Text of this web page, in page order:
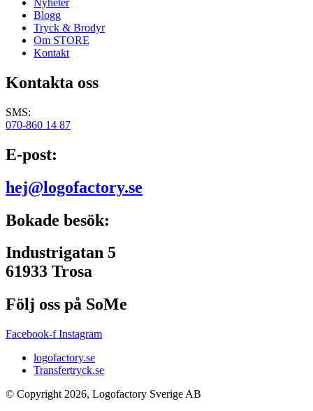
Nyheter
Blogg
Tryck & Brodyr
Om STORE
Kontakt
Kontakta oss
SMS:
070-860 14 87
E-post:
hej@logofactory.se
Bokade besök:
Industrigatan 5
61933 Trosa
Följ oss på SoMe
Facebook-f Instagram
logofactory.se
Transfertryck.se
© Copyright 2026, Logofactory Sverige AB